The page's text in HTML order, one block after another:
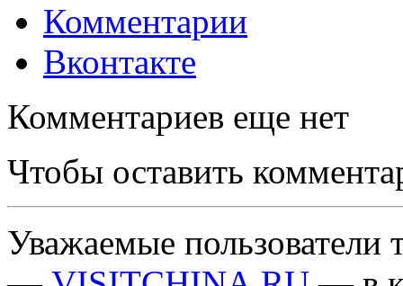
Комментарии
Вконтакте
Комментариев еще нет
Чтобы оставить
Уважаемые пользователи